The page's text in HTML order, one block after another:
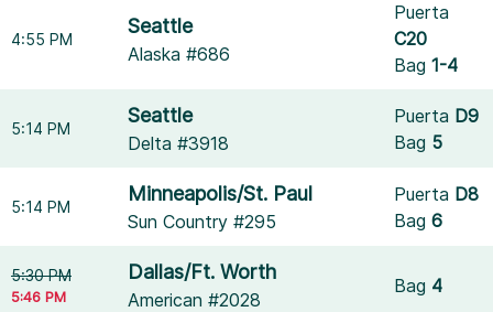
4:55 PM
Seattle
Alaska #686
Puerta
C20
Bag1-4
5:14 PM
Seattle
Delta #3918
Puerta D9
Bag 5
5:14 PM
Minneapolis/St. Paul
Sun Country #295
Puerta D8
Bag6
5:30 PM
5:46 PM
Dallas/Ft. Worth
American #2028
Bag 4